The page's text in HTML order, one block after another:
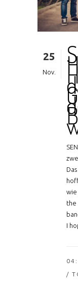
25
Nov.
wie
the
I
/